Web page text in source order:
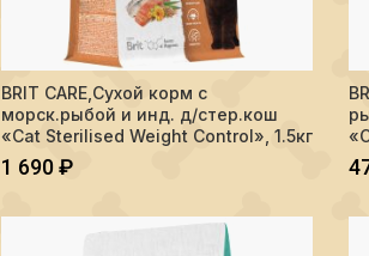
Количество BRIT CARE,Сухой корм с
В КОРЗИНУ
BRIT CARE,Сухой корм с
морск.рыбой и инд. д/стер.кош
«Cat Sterilised Weight Control», 1.5кг
1 690₽